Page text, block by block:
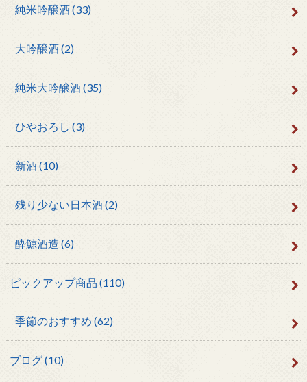
純米吟醸酒(33)
大吟醸酒(2)
純米大吟醸酒(35)
ひやおろし (3)
新酒(10)
残り少ない日本酒(2)
酔鯨酒造 (6)
ピックアップ商品 (110)
季節のおすすめ (62)
ブログ(10)